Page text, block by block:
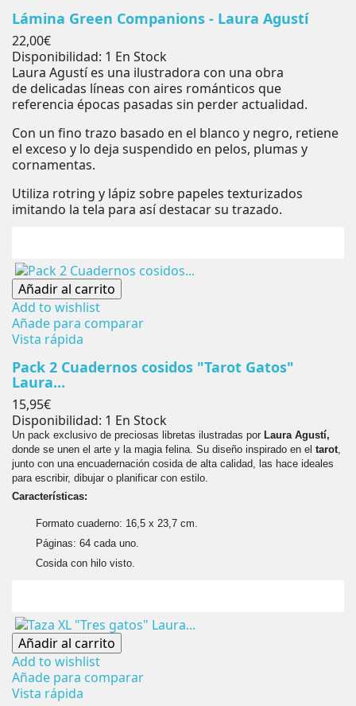
Lámina Green Companions - Laura Agustí
Precio
22,00€
Disponibilidad: 1 En Stock
Laura Agustí es una ilustradora con una obra
de delicadas líneas con aires románticos que
referencia épocas pasadas sin perder actualidad.
Con un fino trazo basado en el blanco y negro, retiene
el exceso y lo deja suspendido en pelos, plumas y
cornamentas.
Utiliza rotring y lápiz sobre papeles texturizados
imitando la tela para así destacar su trazado.
Añadir al carrito
Add to wishlist
Añade para comparar
Vista rápida
Pack 2 Cuadernos cosidos "Tarot Gatos"
Laura...
Precio
15,95€
Disponibilidad: 1 En Stock
Un pack exclusivo de preciosas libretas ilustradas por Laura Agustí,
donde se unen el arte y la magia felina. Su diseño inspirado en el tarot,
junto con una encuadernación cosida de alta calidad, las hace ideales
para escribir, dibujar o planificar con estilo.
Características:
Formato cuaderno: 16,5 x 23,7 cm.
Páginas: 64 cada uno.
Cosida con hilo visto.
Añadir al carrito
Add to wishlist
Añade para comparar
Vista rápida